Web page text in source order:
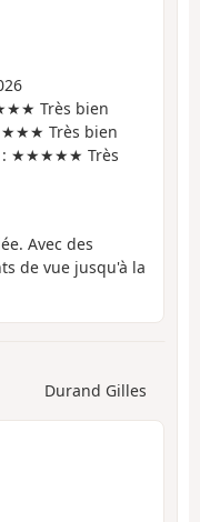
Très bien
Très bien
: ★★★★★ Très
Avec des
de vue jusqu'à la
Durand Gilles